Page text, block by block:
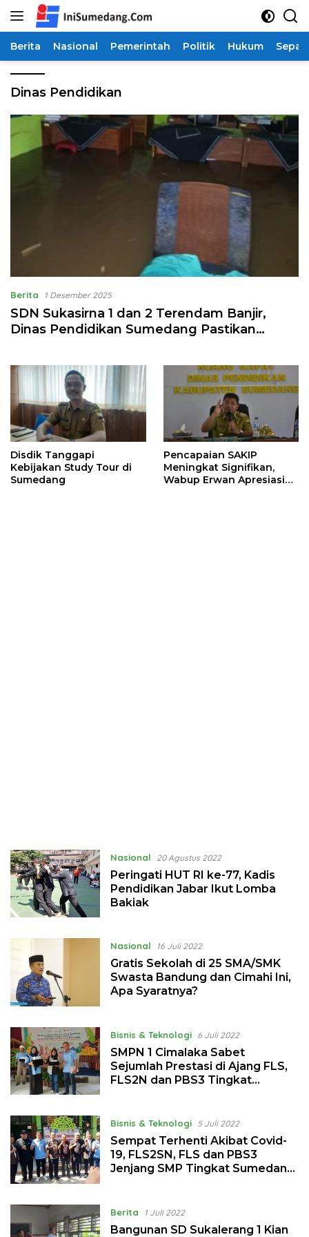
Langsung
Berita Nasional Pemerintah Politik Hukum
Dinas Pendidikan
Berita 1 Desember 2025
SDN Sukasirna 1 dan 2 Terendam Banjir,
Dinas Pendidikan Sumedang Pastikan
Disdik Tanggapi
Kebijakan Study Tour di
Sumedang
Pencapaian SAKIP
Meningkat Signifikan,
Wabup Erwan Apresiasi
Nasional 20 Agustus 2022
Peringati HUT RI ke-77, Kadis
Pendidikan Jabar Ikut Lomba
Bakiak
Nasional 16 Juli 2022
Gratis Sekolah di 25 SMA/SMK
Swasta Bandung dan Cimahi Ini,
Apa Syaratnya?
Bisnis & Teknologi 6 Juli 2022
SMPN 1 Cimalaka Sabet
Sejumlah Prestasi di Ajang FLS,
FLS2N dan PBS3 Tingkat
Bisnis & Teknologi 5 Juli 2022
Sempat Terhenti Akibat Covid-
19, FLS2SN, FLS dan PBS3
Jenjang SMP Tingkat Sumedang
Berita 1 Juli 2022
Bangunan SD Sukalerang 1 Kian